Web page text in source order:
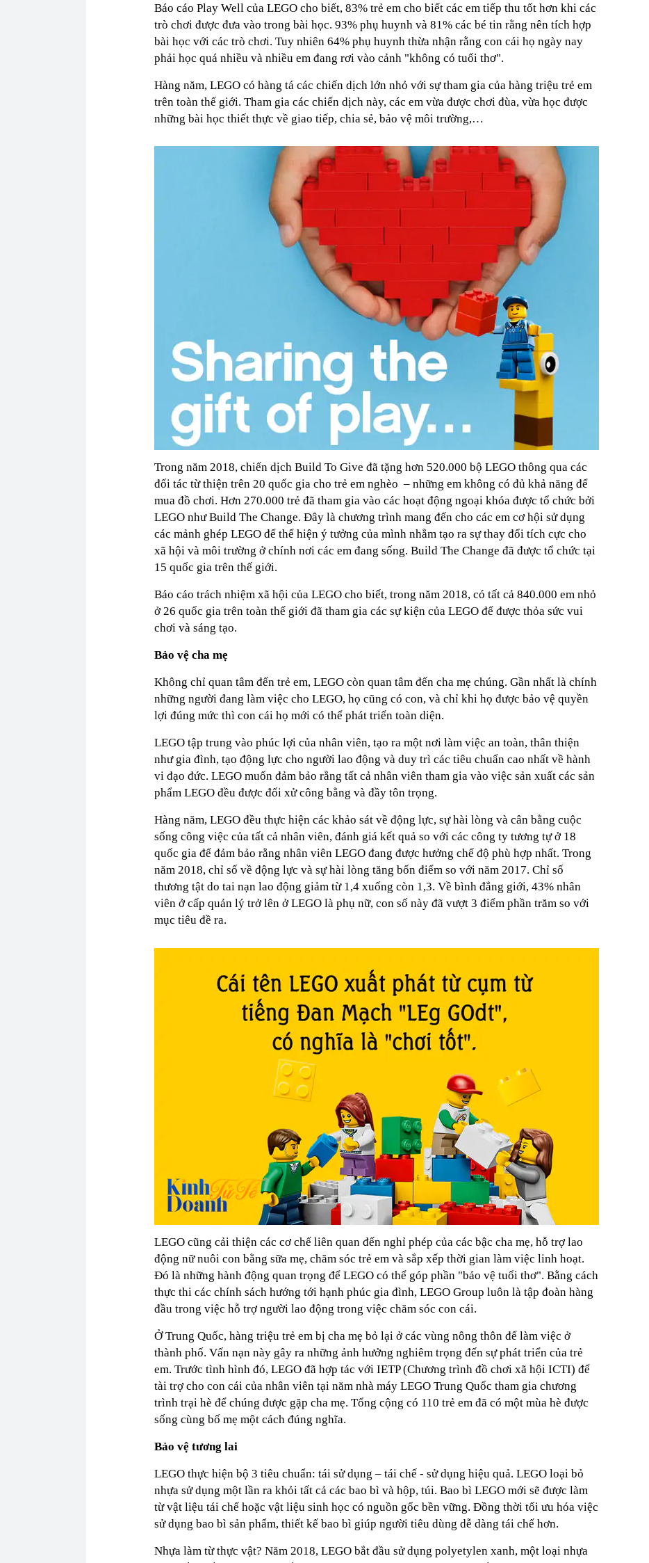
Báo cáo Play Well của LEGO cho biết, 83% trẻ em cho biết các em tiếp thu tốt hơn khi các
trò chơi được đưa vào trong bài học. 93% phụ huynh và 81% các bé tin rằng nên tích hợp
bài học với các trò chơi. Tuy nhiên 64% phụ huynh thừa nhận rằng con cái họ ngày nay
phải học quá nhiều và nhiều em đang rơi vào cảnh "không có tuổi thơ".
Hàng năm, LEGO có hàng tá các chiến dịch lớn nhỏ với sự tham gia của hàng triệu trẻ em
trên toàn thế giới. Tham gia các chiến dịch này, các em vừa được chơi đùa, vừa học được
những bài học thiết thực về giao tiếp, chia sẻ, bảo vệ môi trường,…
Trong năm 2018, chiến dịch Build To Give đã tặng hơn 520.000 bộ LEGO thông qua các
đối tác từ thiện trên 20 quốc gia cho trẻ em nghèo – những em không có đủ khả năng để
mua đồ chơi. Hơn 270.000 trẻ đã tham gia vào các hoạt động ngoại khóa được tổ chức bởi
LEGO như Build The Change. Đây là chương trình mang đến cho các em cơ hội sử dụng
các mảnh ghép LEGO để thể hiện ý tưởng của mình nhằm tạo ra sự thay đổi tích cực cho
xã hội và môi trường ở chính nơi các em đang sống. Build The Change đã được tổ chức tại
15 quốc gia trên thế giới.
Báo cáo trách nhiệm xã hội của LEGO cho biết, trong năm 2018, có tất cả 840.000 em nhỏ
ở 26 quốc gia trên toàn thế giới đã tham gia các sự kiện của LEGO để được thỏa sức vui
chơi và sáng tạo.
Bảo vệ cha mẹ
Không chỉ quan tâm đến trẻ em, LEGO còn quan tâm đến cha mẹ chúng. Gần nhất là chính
những người đang làm việc cho LEGO, họ cũng có con, và chỉ khi họ được bảo vệ quyền
lợi đúng mức thì con cái họ mới có thể phát triển toàn diện.
LEGO tập trung vào phúc lợi của nhân viên, tạo ra một nơi làm việc an toàn, thân thiện
như gia đình, tạo động lực cho người lao động và duy trì các tiêu chuẩn cao nhất về hành
vi đạo đức. LEGO muốn đảm bảo rằng tất cả nhân viên tham gia vào việc sản xuất các sản
phẩm LEGO đều được đối xử công bằng và đầy tôn trọng.
Hàng năm, LEGO đều thực hiện các khảo sát về động lực, sự hài lòng và cân bằng cuộc
sống công việc của tất cả nhân viên, đánh giá kết quả so với các công ty tương tự ở 18
quốc gia để đảm bảo rằng nhân viên LEGO đang được hưởng chế độ phù hợp nhất. Trong
năm 2018, chỉ số về động lực và sự hài lòng tăng bốn điểm so với năm 2017. Chỉ số
thương tật do tai nạn lao động giảm từ 1,4 xuống còn 1,3. Về bình đẳng giới, 43% nhân
viên ở cấp quản lý trở lên ở LEGO là phụ nữ, con số này đã vượt 3 điểm phần trăm so với
mục tiêu đề ra.
LEGO cũng cải thiện các cơ chế liên quan đến nghỉ phép của các bậc cha mẹ, hỗ trợ lao
động nữ nuôi con bằng sữa mẹ, chăm sóc trẻ em và sắp xếp thời gian làm việc linh hoạt.
Đó là những hành động quan trọng để LEGO có thể góp phần "bảo vệ tuổi thơ". Bằng cách
thực thi các chính sách hướng tới hạnh phúc gia đình, LEGO Group luôn là tập đoàn hàng
đầu trong việc hỗ trợ người lao động trong việc chăm sóc con cái.
Ở Trung Quốc, hàng triệu trẻ em bị cha mẹ bỏ lại ở các vùng nông thôn để làm việc ở
thành phố. Vấn nạn này gây ra những ảnh hưởng nghiêm trọng đến sự phát triển của trẻ
em. Trước tình hình đó, LEGO đã hợp tác với IETP (Chương trình đồ chơi xã hội ICTI) để
tài trợ cho con cái của nhân viên tại năm nhà máy LEGO Trung Quốc tham gia chương
trình trại hè để chúng được gặp cha mẹ. Tổng cộng có 110 trẻ em đã có một mùa hè được
sống cùng bố mẹ một cách đúng nghĩa.
Bảo vệ tương lai
LEGO thực hiện bộ 3 tiêu chuẩn: tái sử dụng – tái chế - sử dụng hiệu quả. LEGO loại bỏ
nhựa sử dụng một lần ra khỏi tất cả các bao bì và hộp, túi. Bao bì LEGO mới sẽ được làm
từ vật liệu tái chế hoặc vật liệu sinh học có nguồn gốc bền vững. Đồng thời tối ưu hóa việc
sử dụng bao bì sản phẩm, thiết kế bao bì giúp người tiêu dùng dễ dàng tái chế hơn.
Nhựa làm từ thực vật? Năm 2018, LEGO bắt đầu sử dụng polyetylen xanh, một loại nhựa